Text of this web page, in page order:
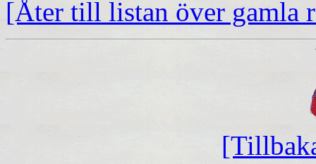
[Åter till listan över gamla